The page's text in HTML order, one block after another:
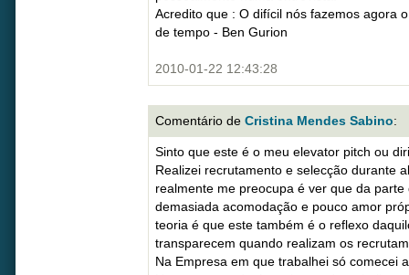
Acredito que : O difícil nós fazemos agora
de tempo - Ben Gurion
2010-01-22 12:43:28
Comentário de Cristina Mendes Sabino:
Sinto que este é o meu elevator pitch ou
Realizei recrutamento e selecção durante
realmente me preocupa é ver que da parte
demasiada acomodação e pouco amor
teoria é que este também é o reflexo
transparecem quando realizam os
Na Empresa em que trabalhei só comecei